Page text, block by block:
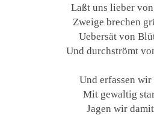
Laßt uns lieber
Zweige brechen
Uebersät von
Und durchströmt
Und erfassen
Mit gewaltig
Jagen wir